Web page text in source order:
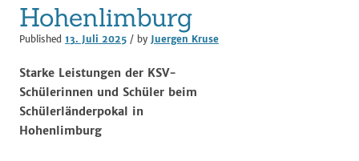
Hohenlimburg
Published 13. Juli 2025 / by Juergen Kruse
Starke Leistungen der KSV-
Schülerinnen und Schüler beim
Schülerländerpokal in
Hohenlimburg